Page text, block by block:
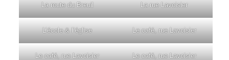
La route du Breuil La rue Lavoisier
L’école & l’église Le café, rue Lavoisier
Le café, rue Lavoisier Le café, rue Lavoisier